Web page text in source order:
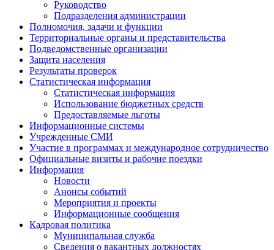
Руководство
Подразделения администрации
Полномочия, задачи и функции
Территориальные органы и представительства
Подведомственные организации
Защита населения
Результаты проверок
Статистическая информация
Статистическая информация
Использование бюджетных средств
Предоставляемые льготы
Информационные системы
Учрежденные СМИ
Участие в программах и международное сотрудничество
Официальные визиты и рабочие поездки
Информация
Новости
Анонсы событий
Мероприятия и проекты
Информационные сообщения
Кадровая политика
Муниципальная служба
Сведения о вакантных должностях